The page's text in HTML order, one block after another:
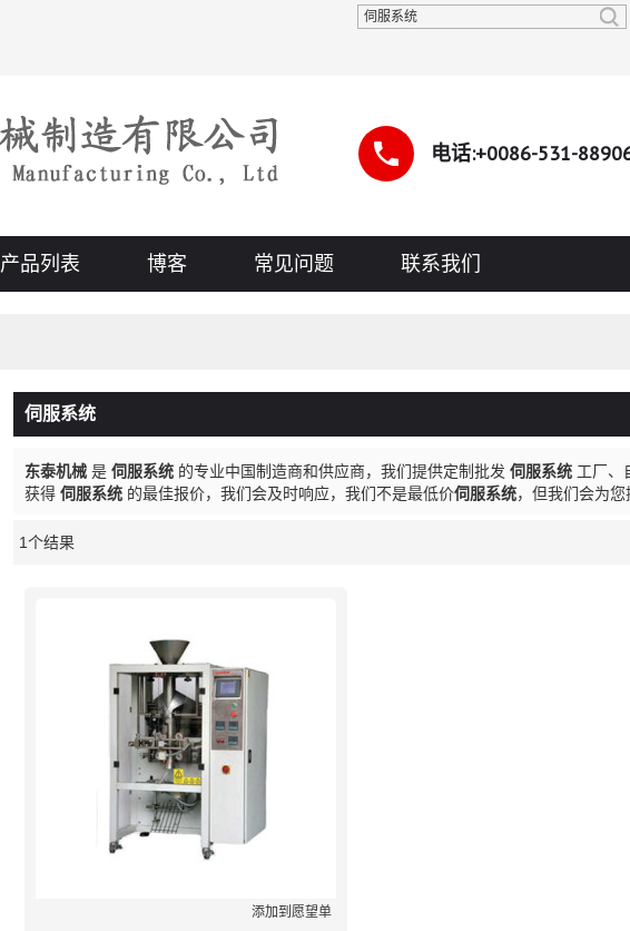
电话:+0086-531-
产品列表 博客 常见问题 联系我们
伺服系统
东泰机械 是 伺服系统 的专业中国制造商和供应商，我们提供定制批发 伺服系统 工厂、
获得 伺服系统 的最佳报价，我们会及时响应，我们不是最低价伺服系统，但我们会为
1个结果
添加到愿望单